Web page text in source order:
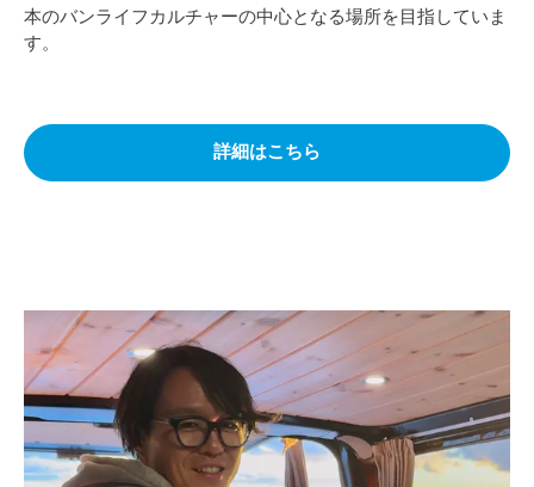
本のバンライフカルチャーの中心となる場所を目指していま
す。
詳細はこちら